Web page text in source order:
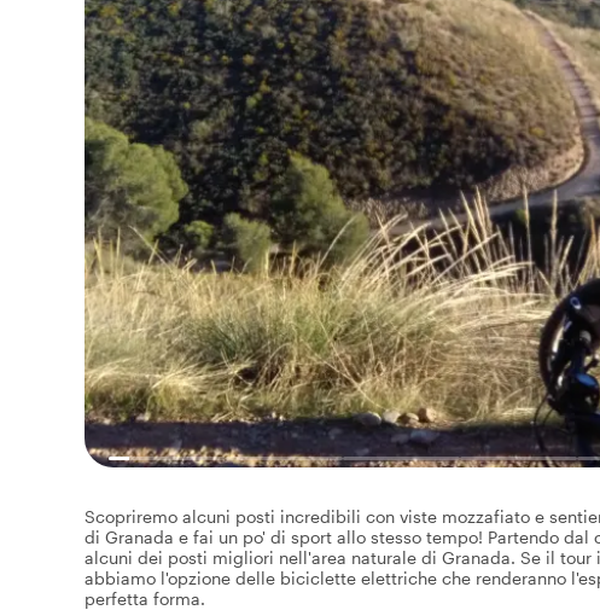
Scopriremo alcuni posti incredibili con viste mozzafiato e
di Granada e fai un po' di sport allo stesso tempo! Partendo
alcuni dei posti migliori nell'area naturale di Granada. Se il
abbiamo l'opzione delle biciclette elettriche che renderanno
perfetta forma.